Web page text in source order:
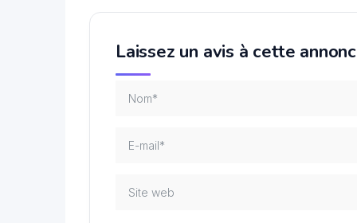
Laissez un avis à cette